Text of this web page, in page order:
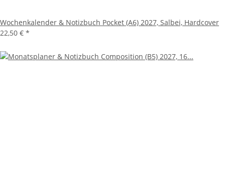
Wochenkalender & Notizbuch Pocket (A6) 2027, Salbei, Hardcover
22,50 € *